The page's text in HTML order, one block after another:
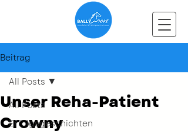
Beitrag
All Posts
Erfolgsgeschichten
All Posts
Unser Reha-Patient
Crowny